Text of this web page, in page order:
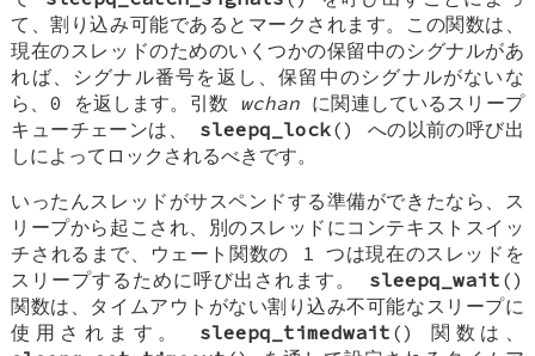
て、割り込み可能であるとマークされます。この関数は、
現在のスレッドのためのいくつかの保留中のシグナルがあ
れば、シグナル番号を返し、保留中のシグナルがないな
ら、0 を返します。引数 wchan に関連しているスリープ
キューチェーンは、 sleepq_lock() への以前の呼び出
しによってロックされるべきです。
いったんスレッドがサスペンドする準備ができたなら、ス
リープから起こされ、別のスレッドにコンテキストスイッ
チされるまで、ウェート関数の 1 つは現在のスレッドを
スリープするために呼び出されます。 sleepq_wait ()
関数は、タイムアウトがない割り込み不可能なスリープに
使用されます。 sleepq_timedwait () 関数は、